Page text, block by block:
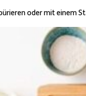
oder mit einem